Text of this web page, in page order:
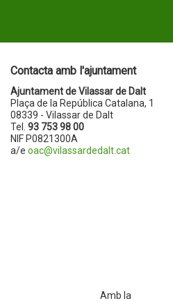
Contacta amb l'ajuntament
Ajuntament de Vilassar de Dalt
Plaça de la República Catalana, 1
08339 - Vilassar de Dalt
Tel. 93 753 98 00
NIF P0821300A
a/e oac@vilassardedalt.cat
Amb la